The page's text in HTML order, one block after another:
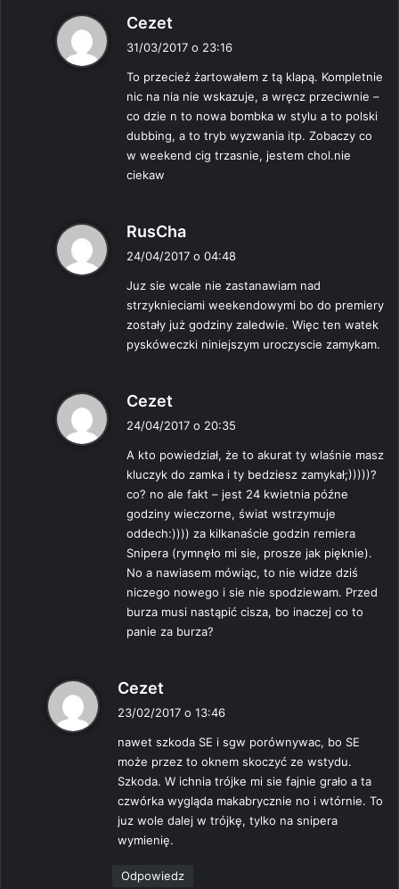
Cezet
z
e
:
31/03/2017 o 23:16
To przecież żartowałem z tą klapą. Kompletnie
nic na nia nie wskazuje, a wręcz przeciwnie –
co dzie n to nowa bombka w stylu a to polski
dubbing, a to tryb wyzwania itp. Zobaczy co
w weekend cig trzasnie, jestem chol.nie
ciekaw
RusCha
z
e
:
24/04/2017 o 04:48
Juz sie wcale nie zastanawiam nad
strzyknieciami weekendowymi bo do premiery
zostały już godziny zaledwie. Więc ten watek
pyskóweczki niniejszym uroczyscie zamykam.
Cezet
z
e
:
24/04/2017 o 20:35
A kto powiedział, że to akurat ty wlaśnie masz
kluczyk do zamka i ty bedziesz zamykał;)))))?
co? no ale fakt – jest 24 kwietnia późne
godziny wieczorne, świat wstrzymuje
oddech:)))) za kilkanaście godzin remiera
Snipera (rymnęło mi sie, prosze jak pięknie).
No a nawiasem mówiąc, to nie widze dziś
niczego nowego i sie nie spodziewam. Przed
burza musi nastąpić cisza, bo inaczej co to
panie za burza?
Cezet
z
e
:
23/02/2017 o 13:46
nawet szkoda SE i sgw porównywac, bo SE
może przez to oknem skoczyć ze wstydu.
Szkoda. W ichnia trójke mi sie fajnie grało a ta
czwórka wygląda makabrycznie no i wtórnie. To
juz wole dalej w trójkę, tylko na snipera
wymienię.
Odpowiedz